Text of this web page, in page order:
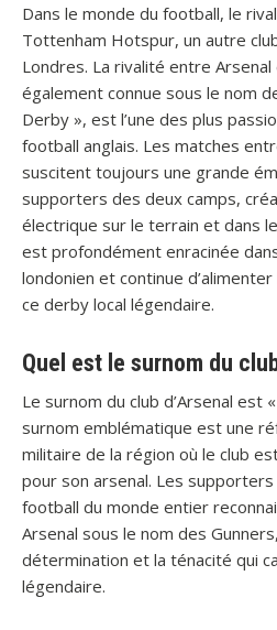
Dans le monde du football, le
Tottenham Hotspur, un autre
Londres. La rivalité entre
également connue sous le nom
Derby », est l’une des plus
football anglais. Les matches
suscitent toujours une grande
supporters des deux camps,
électrique sur le terrain et dans
est profondément enracinée
londonien et continue
ce derby local légendaire.
Quel est le surnom du
Le surnom du club d’Arsenal est
surnom emblématique est une
militaire de la région où le club
pour son arsenal. Les
football du monde entier
Arsenal sous le nom des
détermination et la ténacité qui
légendaire.